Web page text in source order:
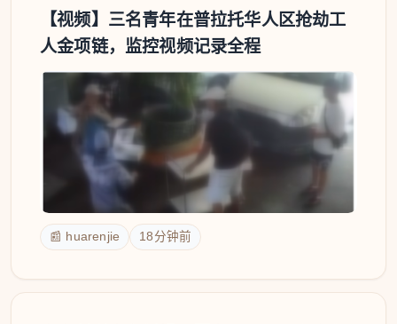
【视频】三名青年在普拉托华人区抢劫工
人金项链，监控视频记录全程
📰 huarenjie 18分钟前